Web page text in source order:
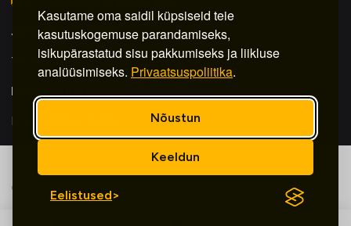
Kasutame oma saidil küpsiseid teie
kasutuskogemuse parandamiseks,
isikupärastatud sisu pakkumiseks ja liikluse
analüüsimiseks. Privaatsuspoliitika.
Nõustun
Keeldun
Eelistused
Juriidiline aadress:
Trummi tn 30y, Tallinn 12617
Kauba väljastamine:
E-R – 9.00 – 18.00
© 2025 by Veebiagentuur